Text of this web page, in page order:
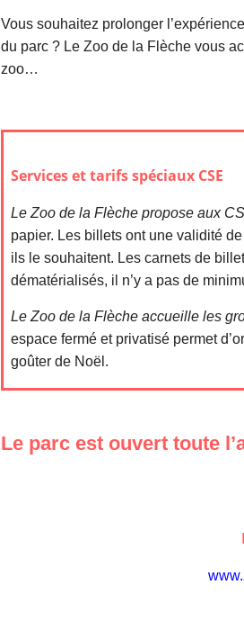
Vous souhaitez prolonger
du parc ? Le Zoo de la Flèche vous
zoo…
Services et tarifs spéciaux CSE
Le Zoo de la Flèche propose aux
papier. Les billets ont une validité
ils le souhaitent. Les carnets de
dématérialisés, il n’y a pas de
Le Zoo de la Flèche accueille les
espace fermé et privatisé permet
goûter de Noël.
Le parc est ouvert toute